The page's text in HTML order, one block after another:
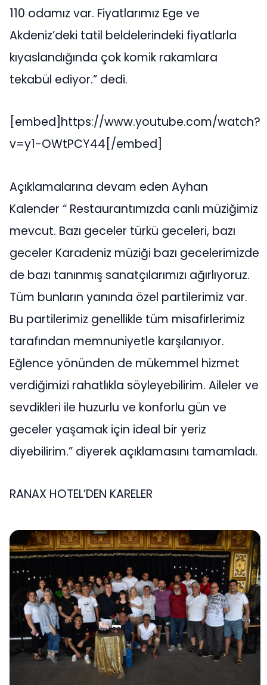
110 odamız var. Fiyatlarımız Ege ve
Akdeniz’deki tatil beldelerindeki fiyatlarla
kıyaslandığında çok komik rakamlara
tekabül ediyor.” dedi.
[embed]https://www.youtube.com/watch?
v=y1-OWtPCY44[/embed]
Açıklamalarına devam eden Ayhan
Kalender “ Restaurantımızda canlı müziğimiz
mevcut. Bazı geceler türkü geceleri, bazı
geceler Karadeniz müziği bazı gecelerimizde
de bazı tanınmış sanatçılarımızı ağırlıyoruz.
Tüm bunların yanında özel partilerimiz var.
Bu partilerimiz genellikle tüm misafirlerimiz
tarafından memnuniyetle karşılanıyor.
Eğlence yönünden de mükemmel hizmet
verdiğimizi rahatlıkla söyleyebilirim. Aileler ve
sevdikleri ile huzurlu ve konforlu gün ve
geceler yaşamak için ideal bir yeriz
diyebilirim.” diyerek açıklamasını tamamladı.
RANAX HOTEL’DEN KARELER